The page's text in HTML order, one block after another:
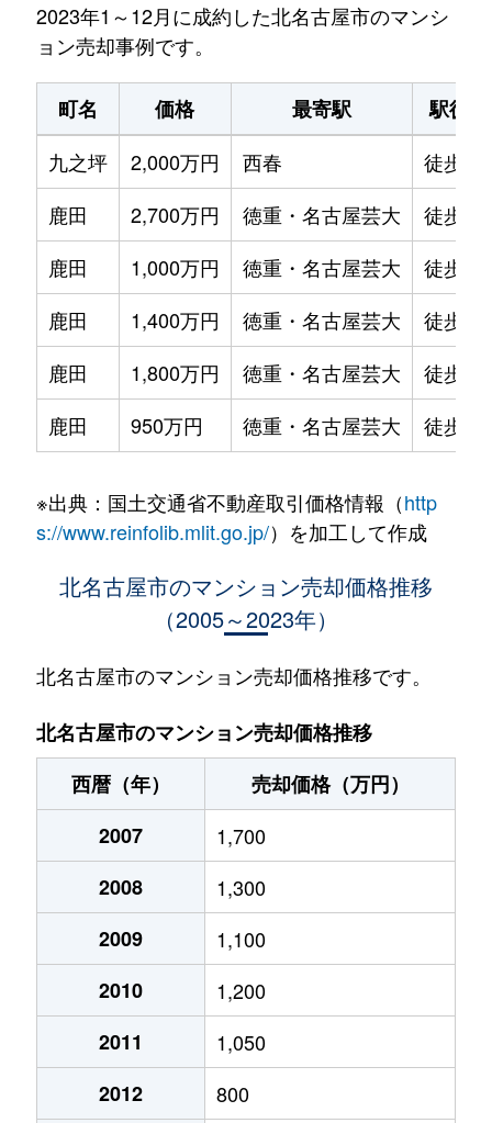
2023年1～12月に成約した北名古屋市のマンシ
ョン売却事例です。
町名 価格 最寄駅
駅徒歩
九之坪
2,000万円 西春
徒歩7
鹿田
2,700万円 徳重・名古屋芸大
徒歩9
鹿田
1,000万円 徳重・名古屋芸大
徒歩8
鹿田
1,400万円 徳重・名古屋芸大
徒歩6
鹿田
1,800万円 徳重・名古屋芸大
徒歩9
鹿田
950万円 徳重・名古屋芸大 徒歩8
※出典：国土交通省不動産取引価格情報（http
s://www.reinfolib.mlit.go.jp/）を加工して作成
北名古屋市のマンション売却価格推移
（2005～2023年）
北名古屋市のマンション売却価格推移です。
北名古屋市のマンション売却価格推移
西暦（年）
売却価格（万円）
2007
1,700
2008
1,300
2009
1,100
2010
1,200
2011
1,050
2012
800